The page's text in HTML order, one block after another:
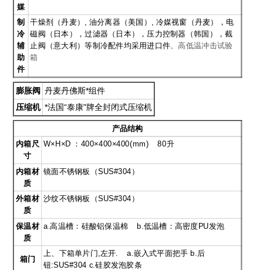
媒
制
冷
辅
助
件
干燥剂（丹麦）, 油分离器（美国）, 冷媒视窗（丹麦），电
磁阀（日本），过滤器（日本），压力控制器（韩国），截
止阀（意大利）等制冷配件均采用进口件。高低温冲击试验
箱
膨胀阀 丹麦丹佛斯*组件
压缩机 *法国“泰康"牌全封闭式压缩机
产品结构
内箱尺
寸
W×H×D ：400×400×400(mm) 80升
内箱材
质
镜面不锈钢板（SUS#304）
外箱材
质
沙纹不锈钢板（SUS#304）
保温材
质
a.高温槽：硅酸铝保温棉 b.低温槽：高密度PU发泡
箱门
上、下箱单片门,左开. a.嵌入式平面把手 b.后
钮:SUS#304 c.硅胶发泡胶条